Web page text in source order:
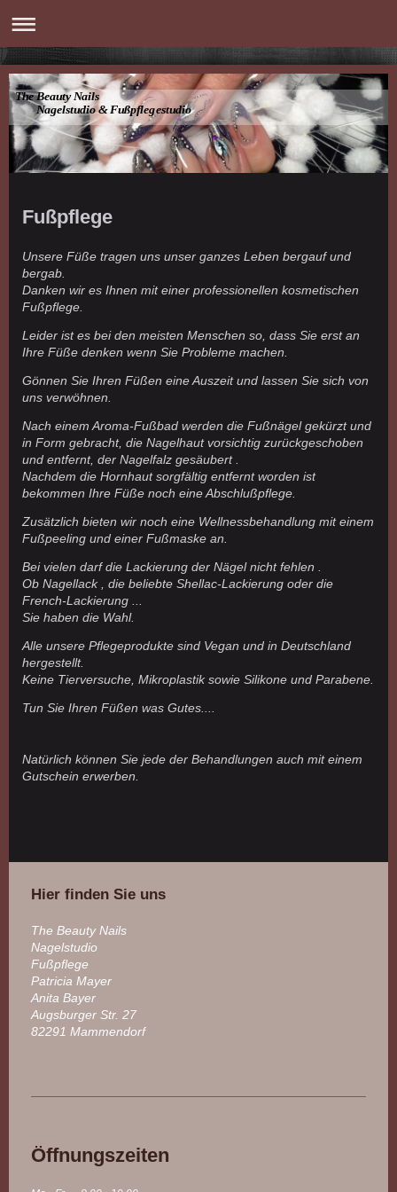
The Beauty Nails
Nagelstudio & Fußpflegestudio
Fußpflege
Unsere Füße tragen uns unser ganzes Leben bergauf und
bergab.
Danken wir es Ihnen mit einer professionellen kosmetischen
Fußpflege.
Leider ist es bei den meisten Menschen so, dass Sie erst an
Ihre Füße denken wenn Sie Probleme machen.
Gönnen Sie Ihren Füßen eine Auszeit und lassen Sie sich von
uns verwöhnen.
Nach einem Aroma-Fußbad werden die Fußnägel gekürzt und
in Form gebracht, die Nagelhaut vorsichtig zurückgeschoben
und entfernt, der Nagelfalz gesäubert .
Nachdem die Hornhaut sorgfältig entfernt worden ist
bekommen Ihre Füße noch eine Abschlußpflege.
Zusätzlich bieten wir noch eine Wellnessbehandlung mit einem
Fußpeeling und einer Fußmaske an.
Bei vielen darf die Lackierung der Nägel nicht fehlen .
Ob Nagellack , die beliebte Shellac-Lackierung oder die
French-Lackierung ...
Sie haben die Wahl.
Alle unsere Pflegeprodukte sind Vegan und in Deutschland
hergestellt.
Keine Tierversuche, Mikroplastik sowie Silikone und Parabene.
Tun Sie Ihren Füßen was Gutes....
Natürlich können Sie jede der Behandlungen auch mit einem
Gutschein erwerben.
Hier finden Sie uns
The Beauty Nails
Nagelstudio
Fußpflege
Patricia Mayer
Anita Bayer
Augsburger Str. 27
82291 Mammendorf
Öffnungszeiten